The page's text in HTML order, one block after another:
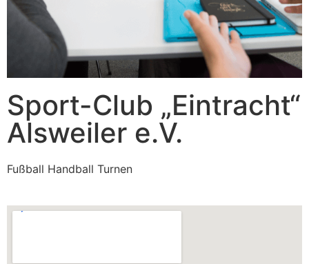
Sport-Club „Eintracht“
Alsweiler e.V.
Fußball Handball Turnen